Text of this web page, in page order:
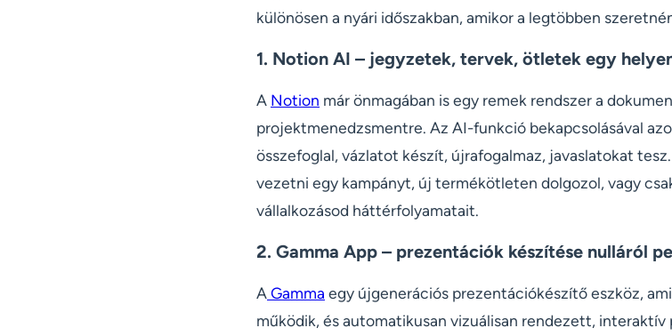
különösen a nyári időszakban, amikor a legtöbben
1. Notion AI – jegyzetek, tervek, ötletek egy
A Notion már önmagában is egy remek rendszer a
projektmenedzsmentre. Az AI-funkció bekapcsolásával
összefoglal, vázlatot készít, újrafogalmaz, javaslatokat
vezetni egy kampányt, új termékötleten dolgozol, vagy
vállalkozásod háttérfolyamatait.
2. Gamma App – prezentációk készítése nulláról
AGamma egy újgenerációs prezentációkészítő eszköz,
működik, és automatikusan vizuálisan rendezett,